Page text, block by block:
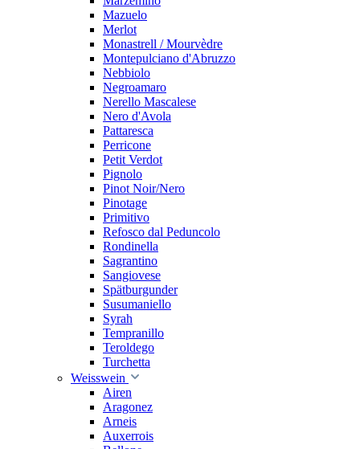
Mazuelo
Merlot
Monastrell / Mourvèdre
Montepulciano d'Abruzzo
Nebbiolo
Negroamaro
Nerello Mascalese
Nero d'Avola
Pattaresca
Perricone
Petit Verdot
Pignolo
Pinot Noir/Nero
Pinotage
Primitivo
Refosco dal Peduncolo
Rondinella
Sagrantino
Sangiovese
Spätburgunder
Susumaniello
Syrah
Tempranillo
Teroldego
Turchetta
Weisswein
Airen
Aragonez
Arneis
Auxerrois